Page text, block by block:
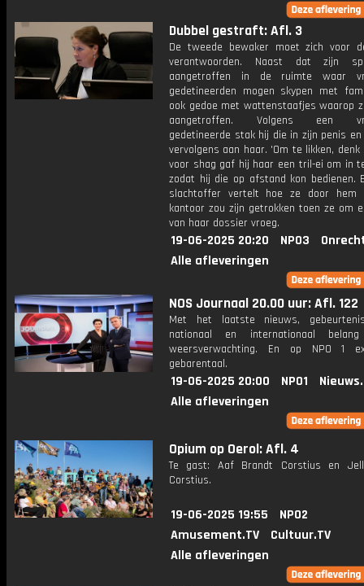
Dubbel gestraft: Afl. 3
De tweede bewaker moet zich voor
verantwoorden. Naast dat zijn
aangetroffen in de ruimte waar
gedetineerden mogen skypen met
ook gedoe met wattenstaafjes waarop
aangetroffen. Volgens een
gedetineerde stak hij die in zijn penis
vervolgens aan haar. 'Om te likken,
voor shag gaf hij haar een tril-ei om in
zodat hij die op afstand kon bedienen.
slachtoffer vertelt hoe ze door hem
kantoor zou zijn getrokken toen ze om
van haar dossier vroeg.
19-06-2025 20:20 NPO3
Alle afleveringen
NOS Journaal 20.00 uur: Afl. 122
Met het laatste nieuws,
nationaal en internationaal
weersverwachting. En op NPO 1
gebarentaal.
19-06-2025 20:00 NPO1
Alle afleveringen
Opium op Oerol: Afl. 4
Te gast: Aaf Brandt Corstius en
Corstius.
19-06-2025 19:55
NPO2
Amusement.TV
Cultuur.TV
Alle afleveringen